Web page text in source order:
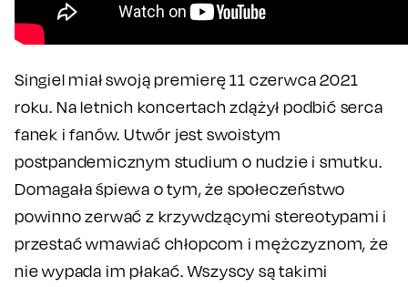
Singiel miał swoją premierę 11 czerwca 2021
roku. Na letnich koncertach zdążył podbić serca
fanek i fanów. Utwór jest swoistym
postpandemicznym studium o nudzie i smutku.
Domagała śpiewa o tym, że społeczeństwo
powinno zerwać z krzywdzącymi stereotypami i
przestać wmawiać chłopcom i mężczyznom, że
nie wypada im płakać. Wszyscy są takimi